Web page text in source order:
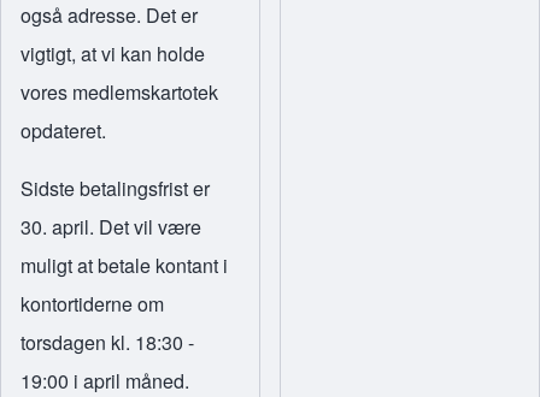
også adresse. Det er
vigtigt, at vi kan holde
vores medlemskartotek
opdateret.
Sidste betalingsfrist er
30. april. Det vil være
muligt at betale kontant i
kontortiderne om
torsdagen kl. 18:30 -
19:00 i april måned.